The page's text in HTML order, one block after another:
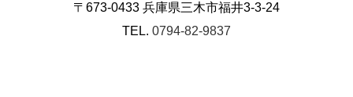
〒673-0433 兵庫県三木市福井3-3-24
TEL. 0794-82-9837